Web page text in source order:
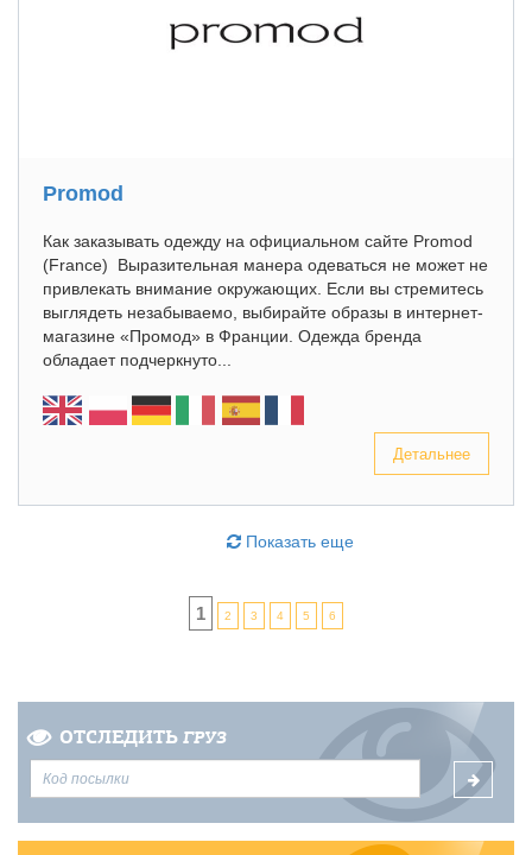
Promod
Как заказывать одежду на официальном сайте Promod
(France) Выразительная манера одеваться не может не
привлекать внимание окружающих. Если вы стремитесь
выглядеть незабываемо, выбирайте образы в интернет-
магазине «Промод» в Франции. Одежда бренда
обладает подчеркнуто...
Детальнее
Показать еще
1 2 3 4 5 6
ОТСЛЕДИТЬ ГРУЗ